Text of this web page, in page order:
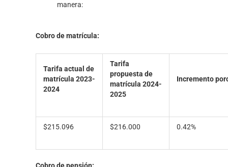
manera:
Cobro de matrícula:
Tarifa actual de
matrícula 2023-
2024
Tarifa
propuesta de
matrícula 2024-
2025
Incremento
$215.096 $216.000 0.42%